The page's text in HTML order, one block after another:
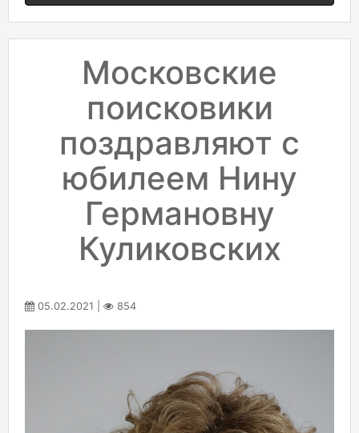
Московские
поисковики
поздравляют с
юбилеем Нину
Германовну
Куликовских
05.02.2021 | 854